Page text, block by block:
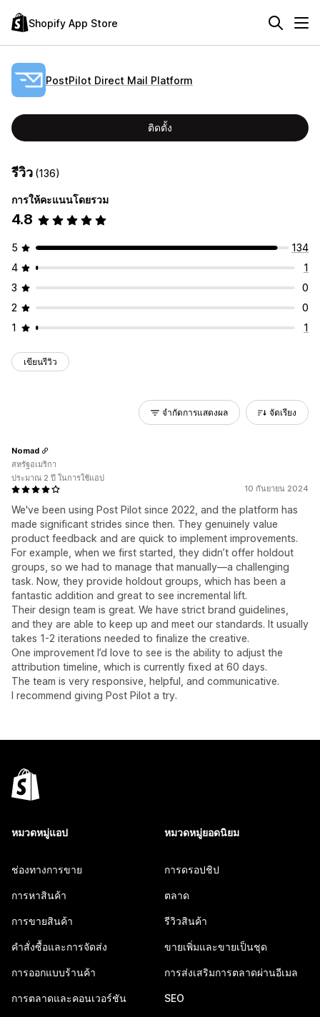
Shopify App Store
PostPilot Direct Mail Platform
ติดตั้ง
รีวิว (136)
การให้คะแนนโดยรวม
4.8
5
134
4
1
3
0
2
0
1
1
เขียนรีวิว
จำกัดการแสดงผล จัดเรียง
10 กันยายน 2024
We've been using Post Pilot since 2022, and the platform has
made significant strides since then. They genuinely value
product feedback and are quick to implement improvements.
For example, when we first started, they didn’t offer holdout
groups, so we had to manage that manually—a challenging
task. Now, they provide holdout groups, which has been a
fantastic addition and great to see incremental lift.
Their design team is great. We have strict brand guidelines,
and they are able to keep up and meet our standards. It usually
takes 1-2 iterations needed to finalize the creative.
One improvement I’d love to see is the ability to adjust the
attribution timeline, which is currently fixed at 60 days.
The team is very responsive, helpful, and communicative.
I recommend giving Post Pilot a try.
Nomad
สหรัฐอเมริกา
ประมาณ 2 ปี ในการใช้แอป
หมวดหมู่แอป
ช่องทางการขาย
การหาสินค้า
การขายสินค้า
คำสั่งซื้อและการจัดส่ง
การออกแบบร้านค้า
การตลาดและคอนเวอร์ชัน
หมวดหมู่ยอดนิยม
การดรอปชิป
ตลาด
รีวิวสินค้า
ขายเพิ่มและขายเป็นชุด
การส่งเสริมการตลาดผ่านอีเมล
SEO